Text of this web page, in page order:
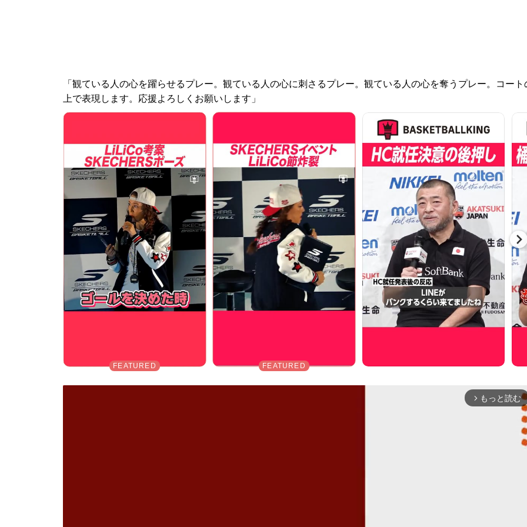
「観ている人の心を躍らせるプレー。観ている人の心に刺さるプレー。観ている人の心を奪うプレー。コート
上で表現します。応援よろしくお願いします」
arrow_forward_ios もっと読む